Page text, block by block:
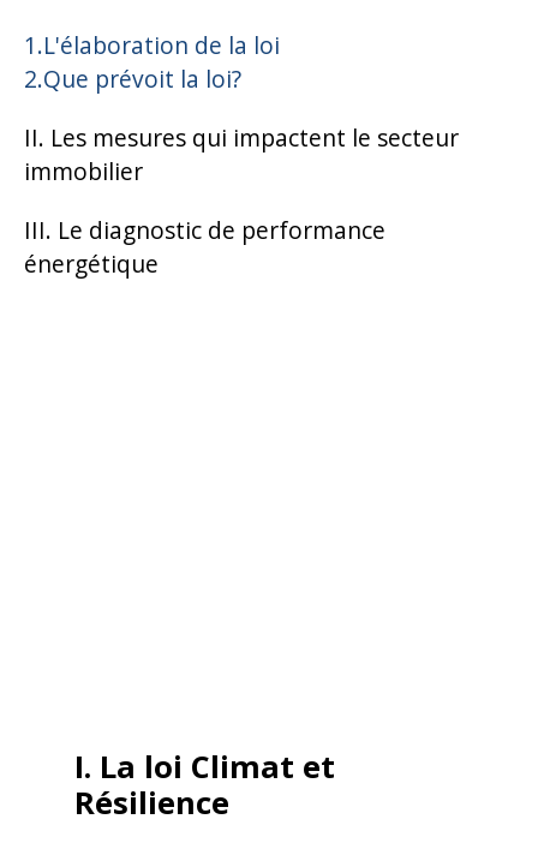
1.L'élaboration de la loi
2.Que prévoit la loi?
II. Les mesures qui impactent le secteur
immobilier
III. Le diagnostic de performance
énergétique
I. La loi Climat et
Résilience